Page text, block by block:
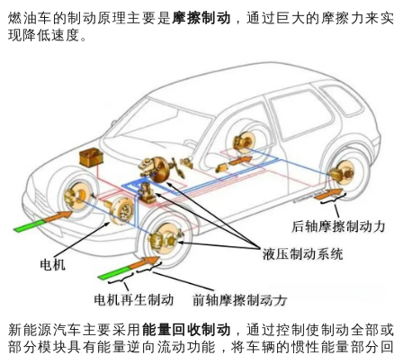
燃油车的制动原理主要是摩擦制动 ，通过巨大的摩擦力来实
现降低速度。
新能源汽车主要采用能量回收制动 ，通过控制使制动全部或
部分模块具有能量逆向流动功能，将车辆的惯性能量部分回